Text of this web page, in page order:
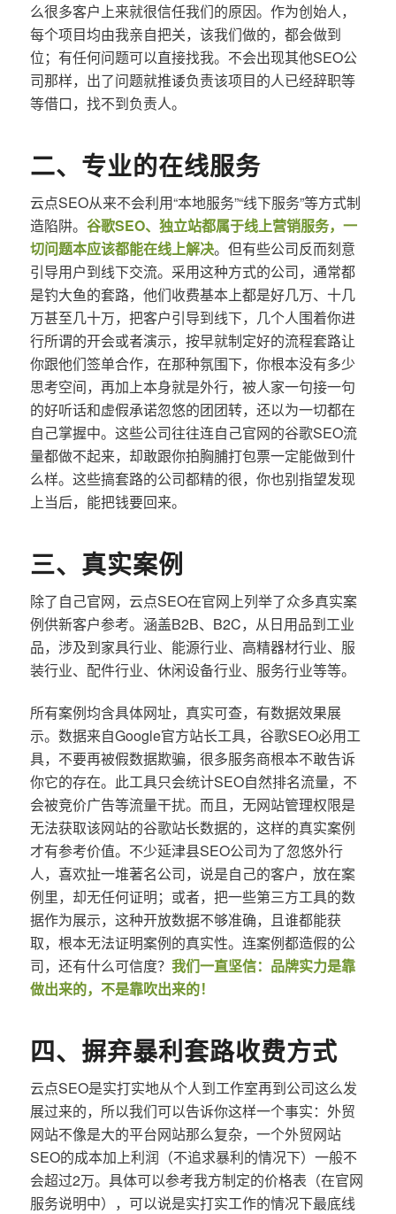
么很多客户上来就很信任我们的原因。作为创始人，
每个项目均由我亲自把关，该我们做的，都会做到
位；有任何问题可以直接找我。不会出现其他SEO公
司那样，出了问题就推诿负责该项目的人已经辞职等
等借口，找不到负责人。
二、专业的在线服务
云点SEO从来不会利用“本地服务”“线下服务”等方式制
造陷阱。 谷歌SEO、独立站都属于线上营销服务，一
切问题本应该都能在线上解决。但有些公司反而刻意
引导用户到线下交流。采用这种方式的公司，通常都
是钓大鱼的套路，他们收费基本上都是好几万、十几
万甚至几十万，把客户引导到线下，几个人围着你进
行所谓的开会或者演示，按早就制定好的流程套路让
你跟他们签单合作，在那种氛围下，你根本没有多少
思考空间，再加上本身就是外行，被人家一句接一句
的好听话和虚假承诺忽悠的团团转，还以为一切都在
自己掌握中。这些公司往往连自己官网的谷歌SEO流
量都做不起来，却敢跟你拍胸脯打包票一定能做到什
么样。这些搞套路的公司都精的很，你也别指望发现
上当后，能把钱要回来。
三、真实案例
除了自己官网，云点SEO在官网上列举了众多真实案
例供新客户参考。涵盖B2B、B2C，从日用品到工业
品，涉及到家具行业、能源行业、高精器材行业、服
装行业、配件行业、休闲设备行业、服务行业等等。
所有案例均含具体网址，真实可查，有数据效果展
示。数据来自Google官方站长工具，谷歌SEO必用工
具，不要再被假数据欺骗，很多服务商根本不敢告诉
你它的存在。此工具只会统计SEO自然排名流量，不
会被竞价广告等流量干扰。而且，无网站管理权限是
无法获取该网站的谷歌站长数据的，这样的真实案例
才有参考价值。不少延津县SEO公司为了忽悠外行
人，喜欢扯一堆著名公司，说是自己的客户，放在案
例里，却无任何证明；或者，把一些第三方工具的数
据作为展示，这种开放数据不够准确，且谁都能获
取，根本无法证明案例的真实性。连案例都造假的公
司，还有什么可信度？ 我们一直坚信：品牌实力是靠
做出来的，不是靠吹出来的！
四、摒弃暴利套路收费方式
云点SEO是实打实地从个人到工作室再到公司这么发
展过来的，所以我们可以告诉你这样一个事实：外贸
网站不像是大的平台网站那么复杂，一个外贸网站
SEO的成本加上利润（不追求暴利的情况下）一般不
会超过2万。具体可以参考我方制定的价格表（在官网
服务说明中），可以说是实打实工作的情况下最底线